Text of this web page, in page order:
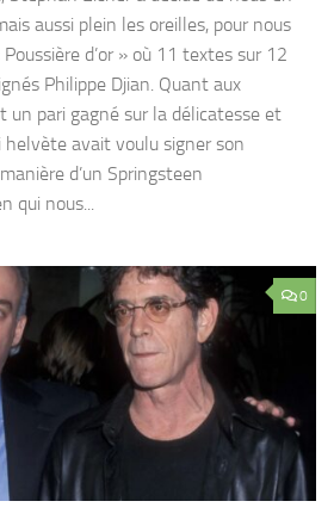
aussi plein les oreilles, pour nous
d’or » où 11 textes sur 12
Philippe Djian. Quant aux
un pari gagné sur la délicatesse et
helvète avait voulu signer son
d’un Springsteen
qui nous...
0